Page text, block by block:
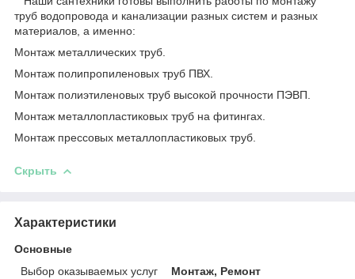
труб водопровода и канализации разных систем и разных
материалов, а именно:
Монтаж металлических труб.
Монтаж полипропиленовых труб ПВХ.
Монтаж полиэтиленовых труб высокой прочности ПЭВП.
Монтаж металлопластиковых труб на фитингах.
Монтаж прессовых металлопластиковых труб.
Скрыть
Характеристики
Основные
Выбор оказываемых услуг
Монтаж, Ремонт